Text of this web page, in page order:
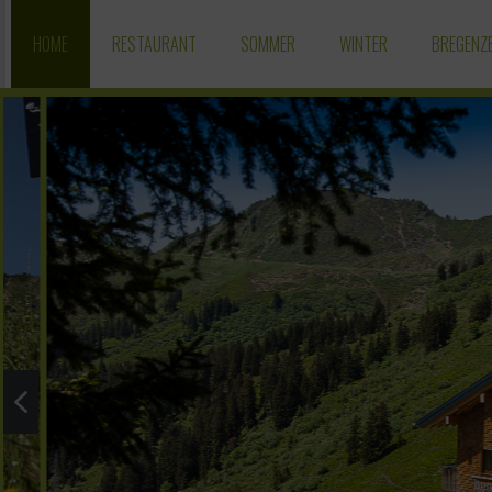
HOME RESTAURANT SOMMER WINTER